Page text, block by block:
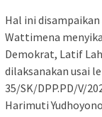
Hal ini
Wattimena
Demokrat, Latif
dilaksanakan usai
35/SK/DPP.PD/V/
Harimuti